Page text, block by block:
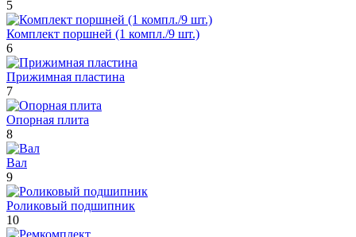
5
Комплект поршней (1 компл./9 шт.)
6
Прижимная пластина
7
Опорная плита
8
Вал
9
Роликовый подшипник
10